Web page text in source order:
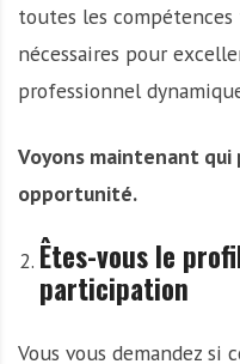
toutes les
nécessaires pour
professionnel
Voyons maintenant
opportunité.
Êtes-vous le
participation
Vous vous demandez